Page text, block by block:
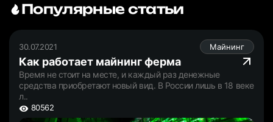
Популярные статьи
30.07.2021 Майнинг
Как работает майнинг ферма
Время не стоит на месте, и каждый раз денежные
средства приобретают новый вид. В России лишь в 18 веке
л..
80562